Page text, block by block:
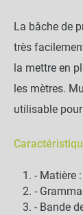
La bâche de
très
la mettre en
les mètres.
utilisable
- Matière
-
- Bande